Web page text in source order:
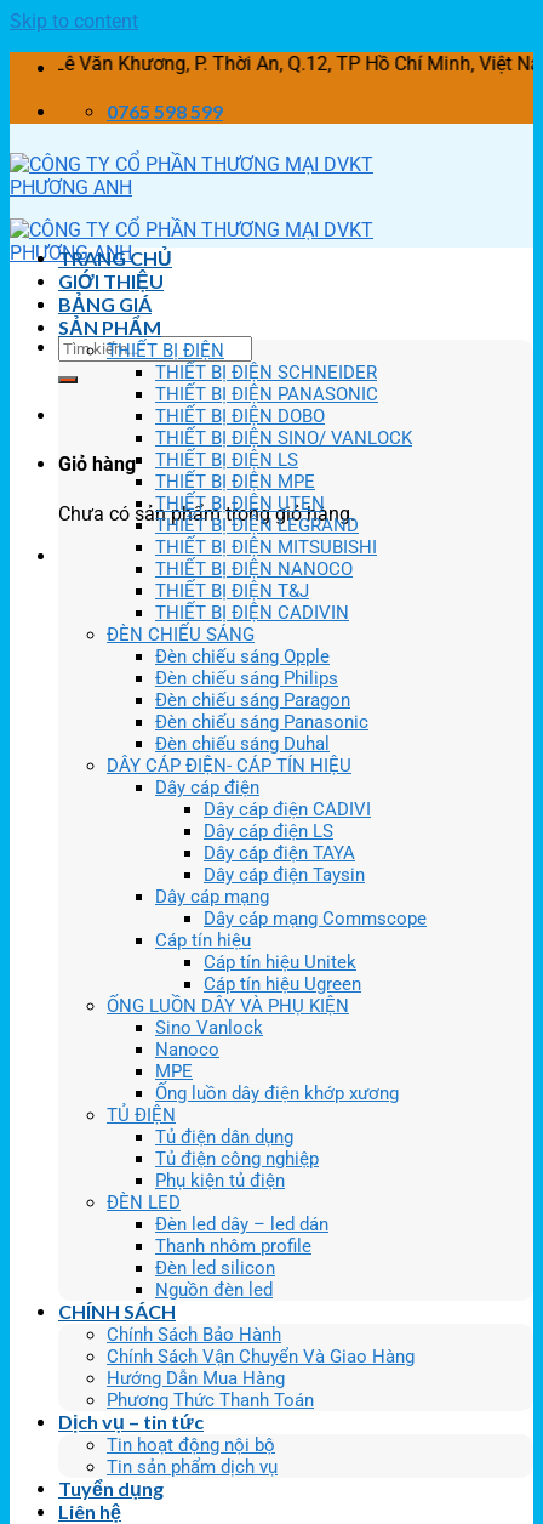
Skip to content
Lê Văn Khương, P. Thời An, Q.12, TP Hồ Chí Minh, Việt Nam
0765 598 599
Giỏ hàng
Chưa có sản phẩm trong giỏ hàng.
TRANG CHỦ
GIỚI THIỆU
BẢNG GIÁ
SẢN PHẨM
THIẾT BỊ ĐIỆN
THIẾT BỊ ĐIỆN SCHNEIDER
THIẾT BỊ ĐIỆN PANASONIC
THIẾT BỊ ĐIỆN DOBO
THIẾT BỊ ĐIỆN SINO/ VANLOCK
THIẾT BỊ ĐIỆN LS
THIẾT BỊ ĐIỆN MPE
THIẾT BỊ ĐIỆN UTEN
THIẾT BỊ ĐIỆN LEGRAND
THIẾT BỊ ĐIỆN MITSUBISHI
THIẾT BỊ ĐIỆN NANOCO
THIẾT BỊ ĐIỆN T&J
THIẾT BỊ ĐIỆN CADIVIN
ĐÈN CHIẾU SÁNG
Đèn chiếu sáng Opple
Đèn chiếu sáng Philips
Đèn chiếu sáng Paragon
Đèn chiếu sáng Panasonic
Đèn chiếu sáng Duhal
DÂY CÁP ĐIỆN- CÁP TÍN HIỆU
Dây cáp điện
Dây cáp điện CADIVI
Dây cáp điện LS
Dây cáp điện TAYA
Dây cáp điện Taysin
Dây cáp mạng
Dây cáp mạng Commscope
Cáp tín hiệu
Cáp tín hiệu Unitek
Cáp tín hiệu Ugreen
ỐNG LUỒN DÂY VÀ PHỤ KIỆN
Sino Vanlock
Nanoco
MPE
Ống luồn dây điện khớp xương
TỦ ĐIỆN
Tủ điện dân dụng
Tủ điện công nghiệp
Phụ kiện tủ điện
ĐÈN LED
Đèn led dây – led dán
Thanh nhôm profile
Đèn led silicon
Nguồn đèn led
CHÍNH SÁCH
Chính Sách Bảo Hành
Chính Sách Vận Chuyển Và Giao Hàng
Hướng Dẫn Mua Hàng
Phương Thức Thanh Toán
Dịch vụ – tin tức
Tin hoạt động nội bộ
Tin sản phẩm dịch vụ
Tuyển dụng
Liên hệ